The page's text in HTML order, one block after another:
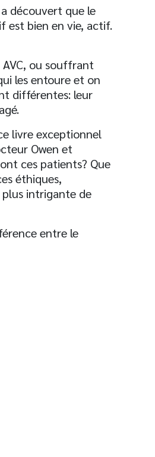
découvert que le
est bien en vie, actif.
ou souffrant
les entoure et on
différentes: leur
livre exceptionnel
Owen et
ces patients? Que
éthiques,
plus intrigante de
entre le